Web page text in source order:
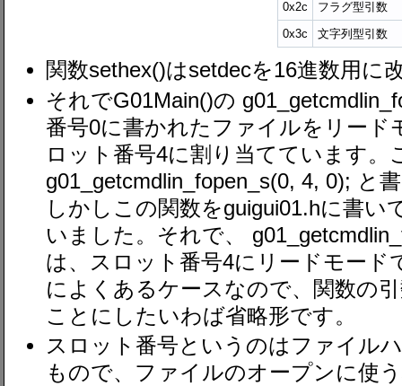
0x2c
フラグ型引数
0x3c
文字列型引数
関数sethex()はsetdecを16進数用に
それでG01Main()の
番号0に書かれたファイルをリード
ロット番号4に割り当てています。
g01_getcmdlin_fopen_s(0, 4, 0); と
しかしこの関数をguigui01.hに書
いました。それで、
は、スロット番号4にリードモード
によくあるケースなので、関数の
ことにしたいわば省略形です。
スロット番号というのはファイル
もので、ファイルのオープンに使